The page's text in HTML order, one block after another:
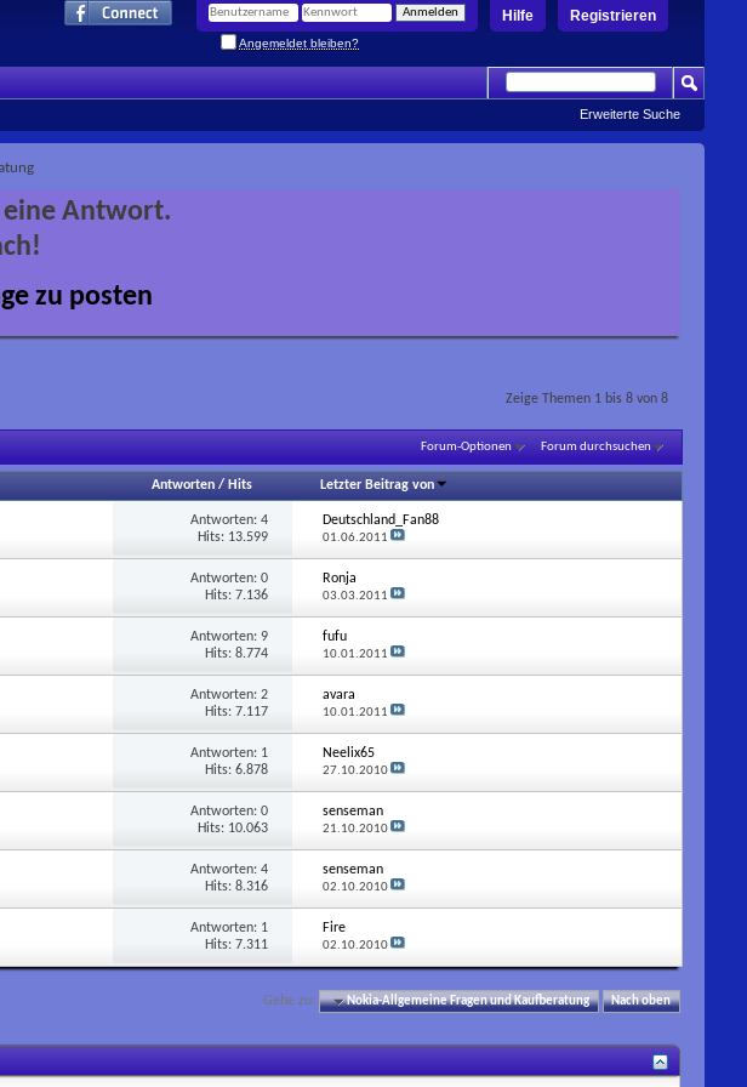
Registrieren
Hilfe
Angemeldet bleiben?
Erweiterte Suche
eine Antwort.
zu posten
Zeige Themen 1 bis 8 von 8
Forum-Optionen Forum durchsuchen
Antworten/ Hits Letzter Beitrag von
Antworten:4
Hits: 13.599
Deutschland_Fan88
01.06.2011
Antworten:0
Hits: 7.136
Ronja
03.03.2011
Antworten:9
Hits: 8.774
fufu
10.01.2011
Antworten:2
Hits: 7.117
avara
10.01.2011
Antworten: 1
Hits: 6.878
Neelix65
27.10.2010
Antworten:0
Hits: 10.063
senseman
21.10.2010
Antworten:4
Hits: 8.316
senseman
02.10.2010
Antworten: 1
Hits: 7.311
Fire
02.10.2010
Gehe zu: Nokia-Allgemeine Fragen und Kaufberatung Nach oben